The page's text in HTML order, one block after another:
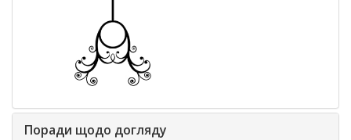
Поради щодо догляду